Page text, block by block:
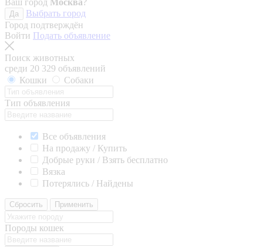
Ваш город Москва?
Да
Выбрать город
Город подтверждён
Войти Подать объявление
Поиск животных
среди 20 329 объявлений
Кошки
Собаки
Тип объявления
Все объявления
На продажу / Купить
Добрые руки / Взять бесплатно
Вязка
Потерялись / Найдены
Сбросить Применить
Породы кошек